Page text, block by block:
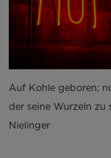
Auf Kohle geboren;
der seine Wurzeln zu
Nielinger